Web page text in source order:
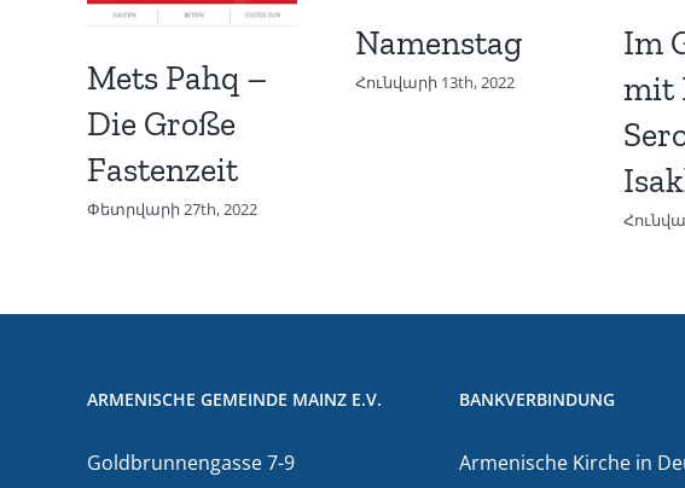
Mets Pahq –
Die Große
Fastenzeit
Փետրվարի 27th, 2022
Namenstag
Հունվարի 13th, 2022
Im
mit
ARMENISCHE GEMEINDE MAINZ E.V.
Goldbrunnengasse 7-9
BANKVERBINDUNG
Armenische Kirche in